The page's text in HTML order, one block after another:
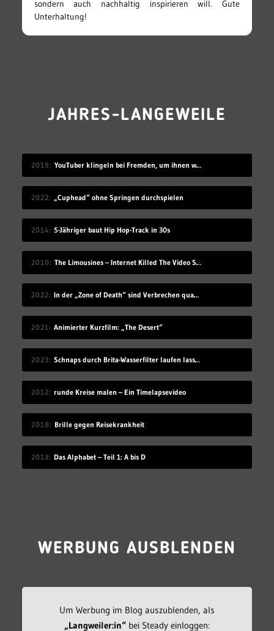
sondern auch nachhaltig inspirieren will. Gute
Unterhaltung!
JAHRES-LANGEWEILE
2019 YouTuber klingeln bei Fremden, um ihnen was zu kochen
2022 „Cuphead“ ohne Springen durchspielen
2014 5-Jähriger baut Hip Hop-Track in 30s
2010 The Limousines – Internet Killed The Video Star
2022 In der „Zone of Death“ sind Verbrechen quasi unbestrafbar
2021 Animierter Kurzfilm: „The Desert“
2023 Schnaps durch Brita-Wasserfilter laufen lassen soll den Geschmack verbessern
2012 runde Kreise malen – Ein Timelapsevideo
2018 Brille gegen Reisekrankheit
2013 Das Alphabet – Teil 1: A bis D
WERBUNG AUSBLENDEN
Um Werbung im Blog auszublenden, als
„Langweiler:in“bei Steady einloggen: